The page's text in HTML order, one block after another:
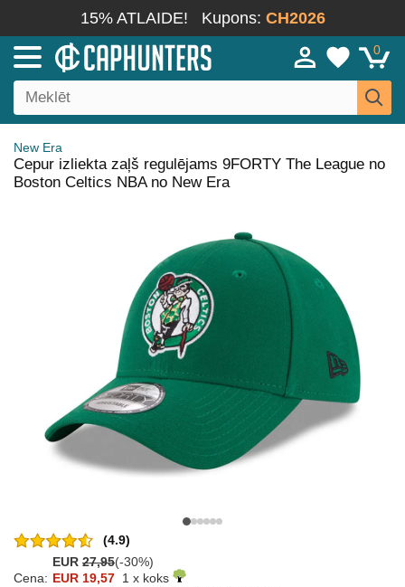
15% ATLAIDE! Kupons: CH2026
0
New Era
Cepur izliekta zaļš regulējams 9FORTY The League no
Boston Celtics NBA no New Era
(4.9)
EUR 27,95(-30%)
Cena: EUR 19,57 1 x koks